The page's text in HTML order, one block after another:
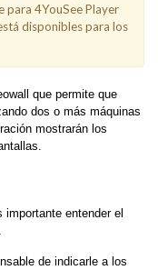
para 4YouSee Player
disponibles para los
que permite que
dos o más máquinas
mostrarán los
entender el
de indicarle a los